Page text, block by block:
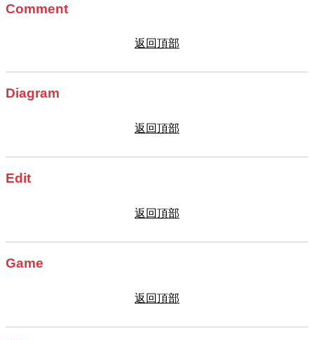
Comment
返回頂部
Diagram
返回頂部
Edit
返回頂部
Game
返回頂部